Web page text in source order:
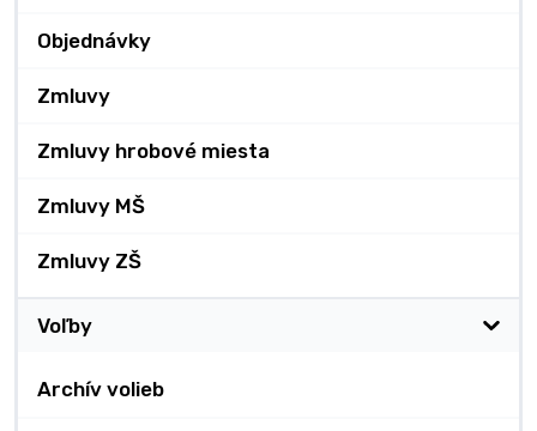
Objednávky
Zmluvy
Zmluvy hrobové miesta
Zmluvy MŠ
Zmluvy ZŠ
Voľby
Archív volieb